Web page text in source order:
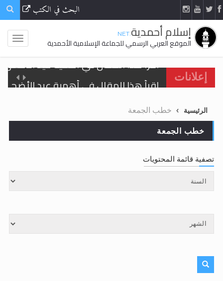
البحث في الكتب
إسلام أحمدية.NET
الموقع العربي الرسمي للجماعة الإسلامية الأحمدية
إعلانات
اقرأ هذا المقال في أهمية عيد
تعميم هامّ لأفراد الجماعة >> المزيد
تعميم هامّ لأفراد الجماعة >> المزيد
الرئيسية خطب الجمعة
خطب الجمعة
تصفية قائمة المحتويات